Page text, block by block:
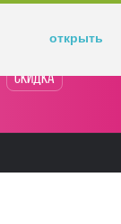
Скидка
открыть